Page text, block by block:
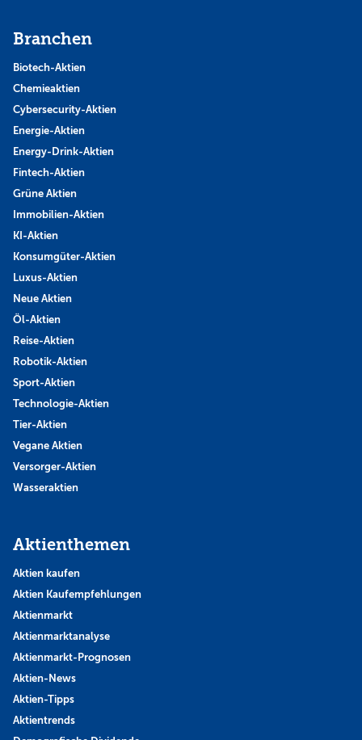
Branchen
Biotech-Aktien
Chemieaktien
Cybersecurity-Aktien
Energie-Aktien
Energy-Drink-Aktien
Fintech-Aktien
Grüne Aktien
Immobilien-Aktien
KI-Aktien
Konsumgüter-Aktien
Luxus-Aktien
Neue Aktien
Öl-Aktien
Reise-Aktien
Robotik-Aktien
Sport-Aktien
Technologie-Aktien
Tier-Aktien
Vegane Aktien
Versorger-Aktien
Wasseraktien
Aktienthemen
Aktien kaufen
Aktien Kaufempfehlungen
Aktienmarkt
Aktienmarktanalyse
Aktienmarkt-Prognosen
Aktien-News
Aktien-Tipps
Aktientrends